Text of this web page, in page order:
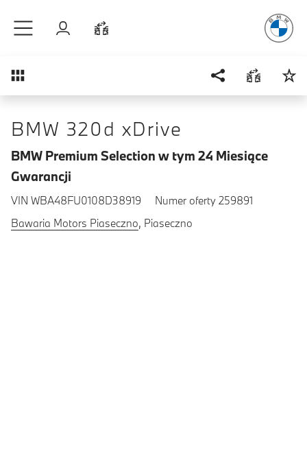
Zaloguj się
Przegląd
BMW 320d xDrive
BMW Premium Selection w tym 24 Miesiące
Gwarancji
VIN WBA48FU0108D38919
Numer oferty 259891
Bawaria Motors Piaseczno, Piaseczno